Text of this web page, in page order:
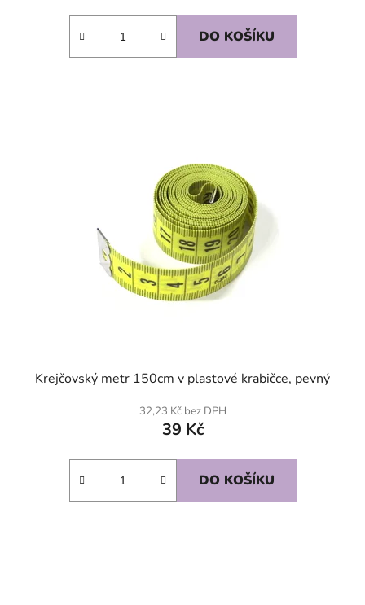
DO KOŠÍKU
Krejčovský metr 150cm v plastové krabičce, pevný
32,23 Kč bez DPH
39 Kč
DO KOŠÍKU